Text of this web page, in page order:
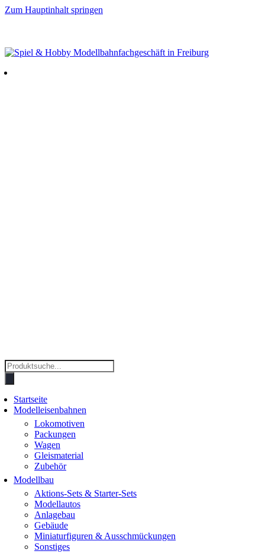
Zum Hauptinhalt springen
Products
search
Startseite
Modelleisenbahnen
Lokomotiven
Packungen
Wagen
Gleismaterial
Zubehör
Modellbau
Aktions-Sets & Starter-Sets
Modellautos
Anlagebau
Gebäude
Miniaturfiguren & Ausschmückungen
Sonstiges